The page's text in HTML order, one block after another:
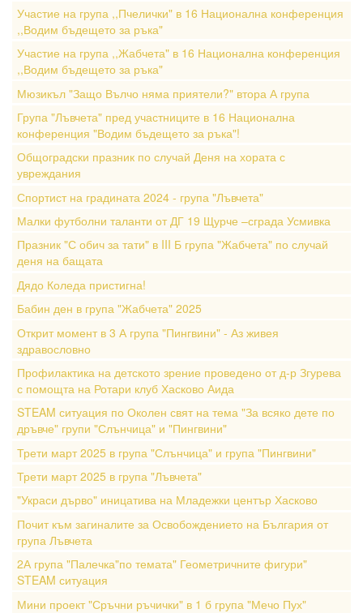
Участие на група ,,Пчелички" в 16 Национална конференция
,,Водим бъдещето за ръка"
Участие на група ,,Жабчета" в 16 Национална конференция
,,Водим бъдещето за ръка"
Мюзикъл "Защо Вълчо няма приятели?" втора А група
Група "Лъвчета" пред участниците в 16 Национална
конференция "Водим бъдещето за ръка"!
Общоградски празник по случай Деня на хората с
увреждания
Спортист на градината 2024 - група "Лъвчета"
Малки футболни таланти от ДГ 19 Щурче –сграда Усмивка
Празник "С обич за тати" в III Б група "Жабчета" по случай
деня на бащата
Дядо Коледа пристигна!
Бабин ден в група "Жабчета" 2025
Открит момент в 3 А група "Пингвини" - Аз живея
здравословно
Профилактика на детското зрение проведено от д-р Згурева
с помощта на Ротари клуб Хасково Аида
STEAM ситуация по Околен свят на тема "За всяко дете по
дръвче" групи "Слънчица" и "Пингвини"
Трети март 2025 в група "Слънчица" и група "Пингвини"
Трети март 2025 в група "Лъвчета"
"Украси дърво" иницатива на Младежки център Хасково
Почит към загиналите за Освобождението на България от
група Лъвчета
2А група "Палечка"по темата" Геометричните фигури"
STEAM ситуация
Мини проект "Сръчни ръчички" в 1 б група "Мечо Пух"